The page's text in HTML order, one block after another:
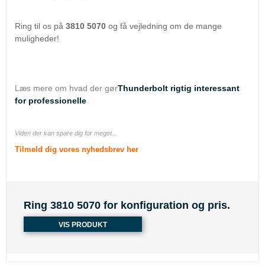
Ring til os på 3810 5070 og få vejledning om de mange
muligheder!
Læs mere om hvad der gørThunderbolt rigtig interessant
for professionelle
Viden der kan spare dig for meget...
Tilmeld dig vores nyhedsbrev her
Ring 3810 5070 for konfiguration og pris.
VIS PRODUKT